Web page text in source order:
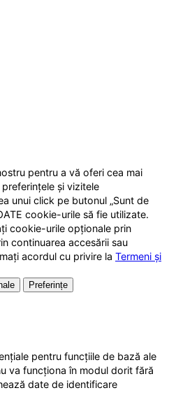
pentru a vă oferi cea mai
și vizitele
unui click pe butonul „Sunt de
cookie-urile să fie utilizate.
cookie-urile opționale prin
continuarea accesării sau
acordul cu privire la Termeni și
Preferințe
pentru funcțiile de bază ale
va funcționa în modul dorit fără
date de identificare